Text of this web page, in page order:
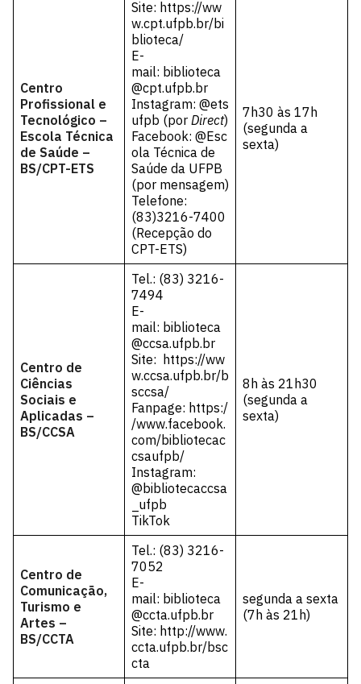
Centro
Profissional e
Tecnológico –
Escola Técnica
de Saúde –
BS/CPT-ETS
Site: https://ww
w.cpt.ufpb.br/bi
blioteca/
E-
mail: biblioteca
@cpt.ufpb.br
Instagram: @ets
ufpb (por Direct)
Facebook: @Esc
ola Técnica de
Saúde da UFPB
(por mensagem)
Telefone:
(83)3216-7400
(Recepção do
CPT-ETS)
7h30 às 17h
(segunda a
sexta)
Centro de
Ciências
Sociais e
Aplicadas –
BS/CCSA
Tel.: (83) 3216-
7494
E-
mail: biblioteca
@ccsa.ufpb.br
Site: https://ww
w.ccsa.ufpb.br/b
sccsa/
Fanpage: https:/
/www.facebook.
com/bibliotecac
csaufpb/
Instagram:
@bibliotecaccsa
_ufpb
TikTok
8h às 21h30
(segunda a
sexta)
Centro de
Comunicação,
Turismo e
Artes –
BS/CCTA
Tel.: (83) 3216-
7052
E-
mail: biblioteca
@ccta.ufpb.br
Site: http://www.
ccta.ufpb.br/bsc
cta
segunda a sexta
(7h às 21h)